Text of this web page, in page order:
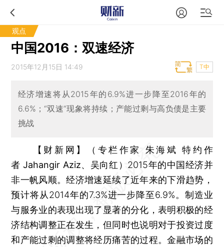
观点
中国2016：双速经济
2015年12月15日 14:49 T中
经济增速将从2015年的6.9%进一步降至2016年的
6.6%；“双速”现象将持续；产能过剩与高负债是主要
挑战
【财新网】（专栏作家 朱海斌 特约作
者 Jahangir Aziz、吴向红） 2015年的中国经济并
非一帆风顺。经济增速延续了近年来的下滑趋势，
预计将从2014年的7.3%进一步降至6.9%。制造业
与服务业的表现出现了显著的分化，表明积极的经
济结构调整正在发生，但同时也说明对于投资过度
和产能过剩的调整将经历痛苦的过程。金融市场的